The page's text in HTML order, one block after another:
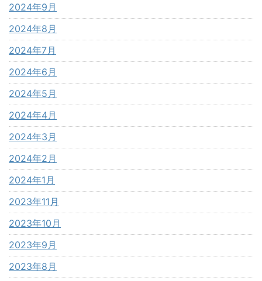
2024年9月
2024年8月
2024年7月
2024年6月
2024年5月
2024年4月
2024年3月
2024年2月
2024年1月
2023年11月
2023年10月
2023年9月
2023年8月